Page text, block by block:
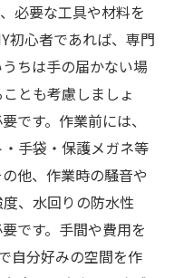
必要な工具や材料を
初心者であれば、専門
ちは手の届かない場
とも考慮しましょ
です。作業前には、
手袋・保護メガネ等
他、作業時の騒音や
、水回りの防水性
です。手間や費用を
自分好みの空間を作